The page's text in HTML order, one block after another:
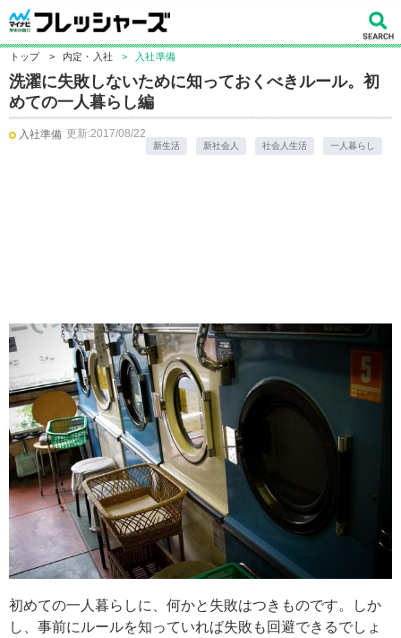
トップ > 内定・入社 > 入社準備
洗濯に失敗しないために知っておくべきルール。初
めての一人暮らし編
入社準備 更新:2017/08/22
新生活 新社会人 社会人生活 一人暮らし
初めての一人暮らしに、何かと失敗はつきものです。しか
し、事前にルールを知っていれば失敗も回避できるでしょ